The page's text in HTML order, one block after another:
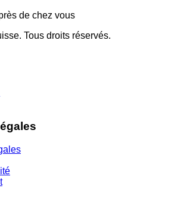
de chez vous
. Tous droits réservés.